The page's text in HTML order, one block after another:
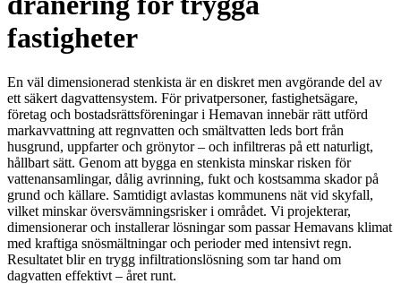
fastigheter
En väl dimensionerad stenkista är en diskret men avgörande del av
ett säkert dagvattensystem. För privatpersoner, fastighetsägare,
företag och bostadsrättsföreningar i Hemavan innebär rätt utförd
markavvattning att regnvatten och smältvatten leds bort från
husgrund, uppfarter och grönytor – och infiltreras på ett naturligt,
hållbart sätt. Genom att bygga en stenkista minskar risken för
vattenansamlingar, dålig avrinning, fukt och kostsamma skador på
grund och källare. Samtidigt avlastas kommunens nät vid skyfall,
vilket minskar översvämningsrisker i området. Vi projekterar,
dimensionerar och installerar lösningar som passar Hemavans klimat
med kraftiga snösmältningar och perioder med intensivt regn.
Resultatet blir en trygg infiltrationslösning som tar hand om
dagvatten effektivt – året runt.